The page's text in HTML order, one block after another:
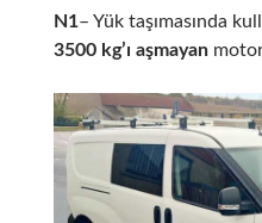
N1– Yük taşımasında
3500 kg’ı aşmayan